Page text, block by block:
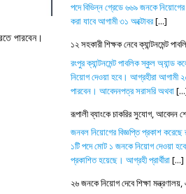
পারবেন।
পদে বিভিন্ন গ্রেডে ৬৬৯ জনকে
করা যাবে আগামী ৩১ অক্টোবর[...]
১২ সহকারী শিক্ষক নেবে ক্যান্টনমেন্ট
রংপুর ক্যান্টনমেন্ট পাবলিক স্কুল অ্যান্ড
নিয়োগ দেওয়া হবে। আগ্রহীরা আগামী
পারবেন। আবেদনপত্র সরাসরি অথবা
রূপালী ব্যাংকে চাকরির সুযোগ, আবেদন
জনবল নিয়োগের বিজ্ঞপ্তি প্রকাশ করেছে
১টি পদে মোট ১ জনকে নিয়োগ দেওয়া
প্রকাশিত হয়েছে। আগ্রহী প্রার্থীরা[...]
২৬ জনকে নিয়োগ দেবে শিক্ষা